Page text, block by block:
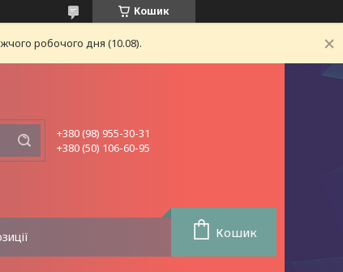
Кошик
робочого дня (10.08).
+380 (98) 955-30-31
+380 (50) 106-60-95
Кошик